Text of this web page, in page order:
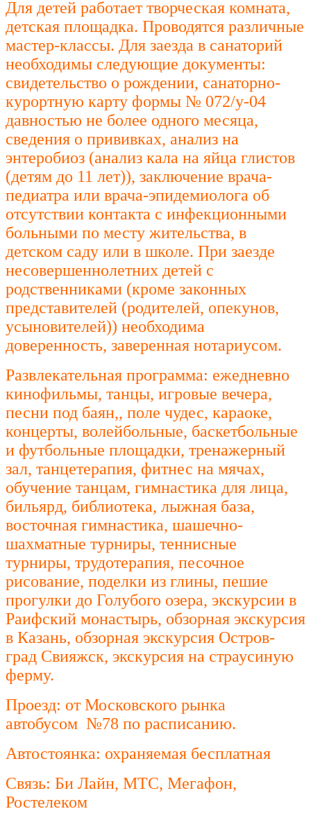
Для детей работает творческая комната,
детская площадка. Проводятся различные
мастер-классы. Для заезда в санаторий
необходимы следующие документы:
свидетельство о рождении, санаторно-
курортную карту формы № 072/у-04
давностью не более одного месяца,
сведения о прививках, анализ на
энтеробиоз (анализ кала на яйца глистов
(детям до 11 лет)), заключение врача-
педиатра или врача-эпидемиолога об
отсутствии контакта с инфекционными
больными по месту жительства, в
детском саду или в школе. При заезде
несовершеннолетних детей с
родственниками (кроме законных
представителей (родителей, опекунов,
усыновителей)) необходима
доверенность, заверенная нотариусом.
Развлекательная программа: ежедневно
кинофильмы, танцы, игровые вечера,
песни под баян,, поле чудес, караоке,
концерты, волейбольные, баскетбольные
и футбольные площадки, тренажерный
зал, танцетерапия, фитнес на мячах,
обучение танцам, гимнастика для лица,
бильярд, библиотека, лыжная база,
восточная гимнастика, шашечно-
шахматные турниры, теннисные
турниры, трудотерапия, песочное
рисование, поделки из глины, пешие
прогулки до Голубого озера, экскурсии в
Раифский монастырь, обзорная экскурсия
в Казань, обзорная экскурсия Остров-
град Свияжск, экскурсия на страусиную
ферму.
Проезд: от Московского рынка
автобусом №78 по расписанию.
Автостоянка: охраняемая бесплатная
Связь: Би Лайн, МТС, Мегафон,
Ростелеком